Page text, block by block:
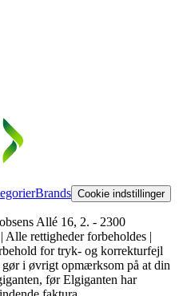
Brands Cookie indstillinger
Allé 16, 2. - 2300
rettigheder forbeholdes |
for tryk- og korrekturfejl
i øvrigt opmærksom på at din
før Elgiganten har